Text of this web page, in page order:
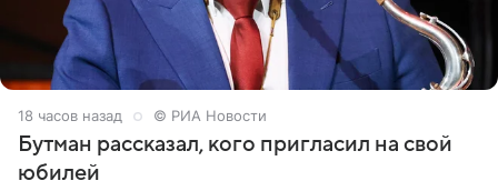
18 часов назад © РИА Новости
Бутман рассказал, кого пригласил на свой
юбилей